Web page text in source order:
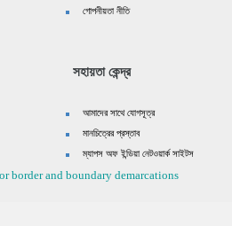
গোপনীয়তা নীতি
সহায়তা কেন্দ্র
আমাদের সাথে যোগসূত্র
মানচিত্রের প্রস্তাব
ম্যাপস অফ ইন্ডিয়া নেটওয়ার্ক সাইটস
border and boundary demarcations